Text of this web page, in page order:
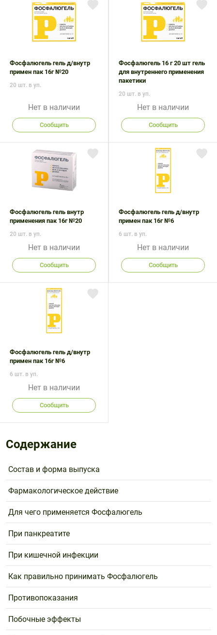
Фосфалюгель гель д/внутр
примен пак 16г №20
20 шт. в уп.
Нет в наличии
Сообщить
Фосфалюгель 16 г 20 шт гель
для внутреннего применения
пакетики
20 шт. в уп.
Нет в наличии
Сообщить
Фосфалюгель гель внутр
применения пак 16г №20
20 шт. в уп.
Нет в наличии
Сообщить
Фосфалюгель гель д/внутр
примен пак 16г №6
6 шт. в уп.
Нет в наличии
Сообщить
Фосфалюгель гель д/внутр
примен пак 16г №6
6 шт. в уп.
Нет в наличии
Сообщить
Содержание
Состав и форма выпуска
Фармакологическое действие
Для чего применяется Фосфалюгель
При панкреатите
При кишечной инфекции
Как правильно принимать Фосфалюгель
Противопоказания
Побочные эффекты
Противоаллергические
препараты
Противовоспалительные
препараты
препараты
Противопаразитарные
препараты
Растительные
препараты
веществ
Средства
от
алкоголизма
и курения
Стоматологические
Поливитаминные
комплексы
Пробиотики